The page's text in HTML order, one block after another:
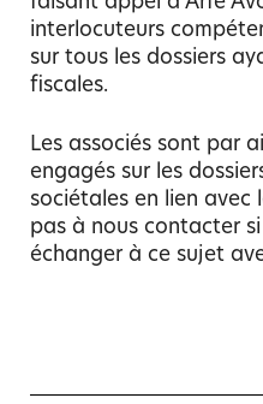
interlocuteurs
sur tous les dossiers
fiscales.
Les associés sont par
engagés sur les
sociétales en lien avec
pas à nous contacter
échanger à ce sujet